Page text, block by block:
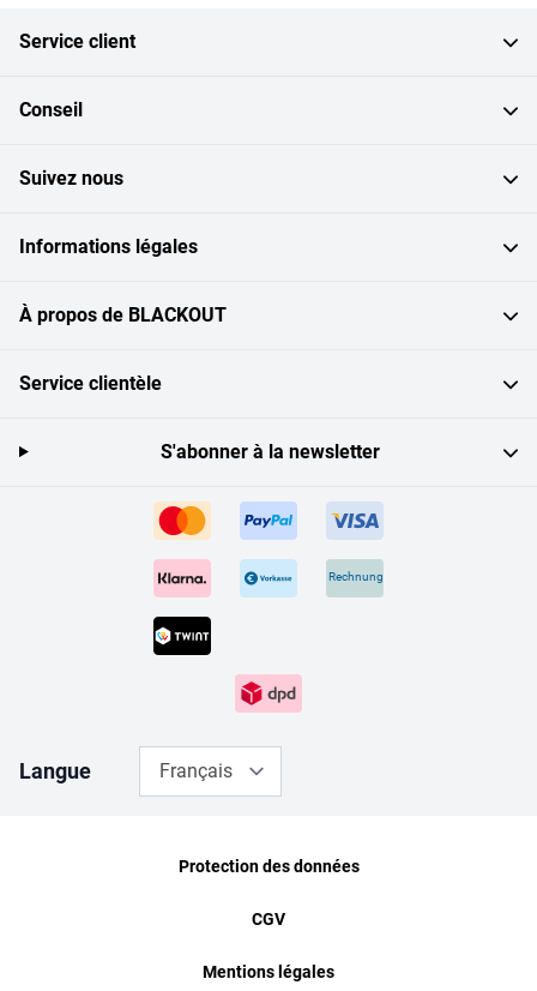
Service client
Conseil
Suivez nous
Informations légales
À propos de BLACKOUT
Service clientèle
Rechnung
S'abonner à la newsletter
Langue Français
Protection des données
CGV
Mentions légales